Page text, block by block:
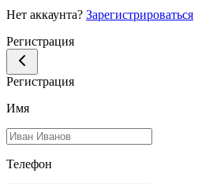
Нет аккаунта? Зарегистрироваться
Регистрация
Регистрация
Имя
Телефон